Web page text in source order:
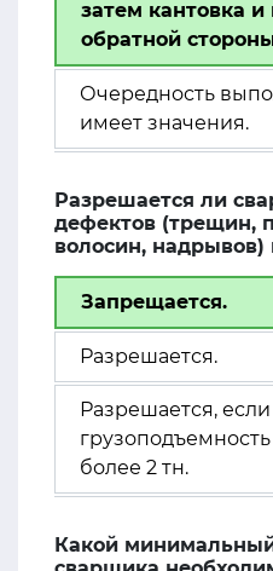
затем кантовка
обратной
Очередность
имеет значения.
Разрешается ли
дефектов (трещин,
волосин, надрывов)
Запрещается.
Разрешается.
Разрешается, если
более 2 тн.
Какой